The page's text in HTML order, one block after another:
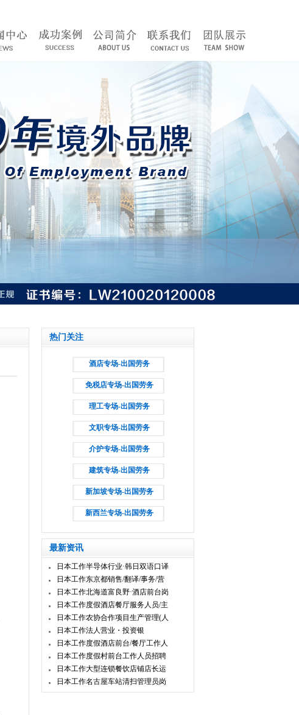
热门关注
酒店专场-出国劳务
免税店专场-出国劳务
理工专场-出国劳务
文职专场-出国劳务
介护专场-出国劳务
建筑专场-出国劳务
新加坡专场-出国劳务
新西兰专场-出国劳务
最新资讯
日本工作半导体行业·韩日双语口译
日本工作东京都销售/翻译/事务/营
日本工作北海道富良野·酒店前台岗
日本工作度假酒店餐厅服务人员/主
日本工作农协合作项目生产管理(人
日本工作法人营业・投资银
日本工作度假酒店前台/餐厅工作人
日本工作度假村前台工作人员招聘
日本工作大型连锁餐饮店铺店长运
日本工作名古屋车站清扫管理员岗